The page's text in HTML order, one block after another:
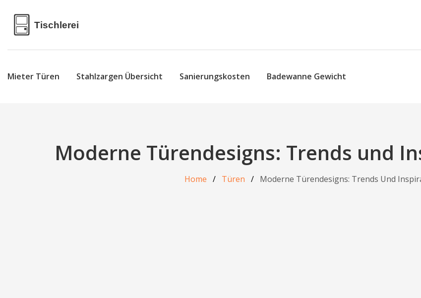
Mieter Türen Stahlzargen Übersicht Sanierungskosten Badewanne Gewicht
Moderne Türendesigns: Trends und
Home Türen Moderne Türendesigns: Trends Und